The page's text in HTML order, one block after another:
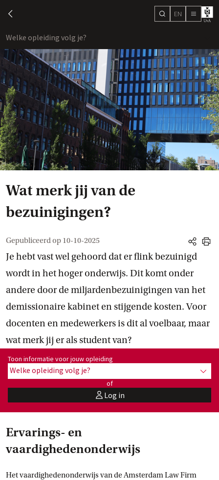
chevron-left search
EN menu
Welke opleiding volg je?
Wat merk jij van de
bezuinigingen?
Gepubliceerd op 10-10-2025
share
print
Je hebt vast wel gehoord dat er flink bezuinigd
wordt in het hoger onderwijs. Dit komt onder
andere door de miljardenbezuinigingen van het
demissionaire kabinet en stijgende kosten. Voor
docenten en medewerkers is dit al voelbaar, maar
wat merk jij er als student van?
Toon informatie voor opleiding:
Toon informatie voor jouw opleiding
Welke opleiding volg je? toon
of
userLog in
Ervarings- en
vaardighedenonderwijs
Het vaardighedenonderwijs van de Amsterdam Law Firm